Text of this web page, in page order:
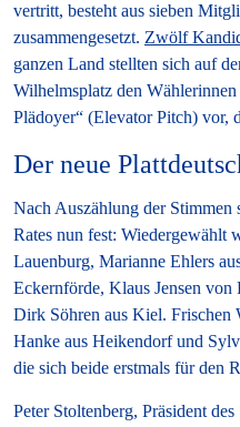
vertritt, besteht aus sieben
zusammengesetzt. Zwölf
ganzen Land stellten sich auf
Wilhelmsplatz den
Plädoyer“ (Elevator Pitch) vor,
Der neue
Nach Auszählung der Stimmen
Rates nun fest: Wiedergewählt
Lauenburg, Marianne Ehlers
Eckernförde, Klaus Jensen
Dirk Söhren aus Kiel. Frischen
Hanke aus Heikendorf und
die sich beide erstmals für den
Peter Stoltenberg, Präsident